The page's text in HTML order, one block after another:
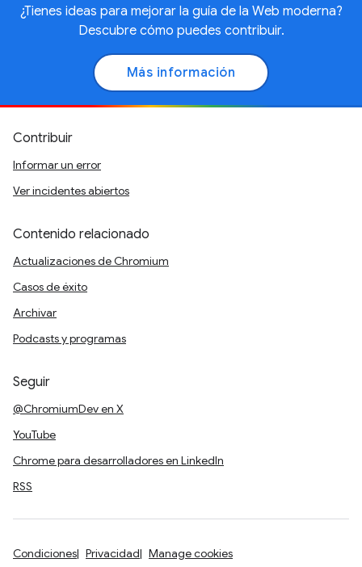
¿Tienes ideas para mejorar la guía de la Web moderna?
Descubre cómo puedes contribuir.
Más información
Contribuir
Informar un error
Ver incidentes abiertos
Contenido relacionado
Actualizaciones de Chromium
Casos de éxito
Archivar
Podcasts y programas
Seguir
@ChromiumDev en X
YouTube
Chrome para desarrolladores en LinkedIn
RSS
Condiciones Privacidad Manage cookies